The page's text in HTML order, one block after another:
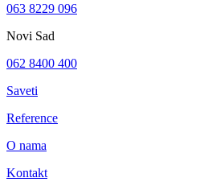
063 8229 096
Novi Sad
062 8400 400
Saveti
Reference
O nama
Kontakt